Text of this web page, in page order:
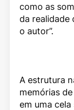
como as
da realidade
o autor”.
A estrutura
memórias
em uma